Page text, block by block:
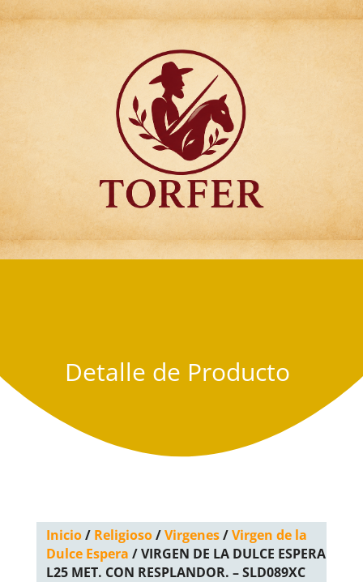
Articulos para
Regalo Torfer.
Detalle de Producto
Inicio/ Religioso/Virgenes/Virgen de la
Dulce Espera / VIRGEN DE LA DULCE ESPERA
L25 MET. CON RESPLANDOR. – SLD089XC